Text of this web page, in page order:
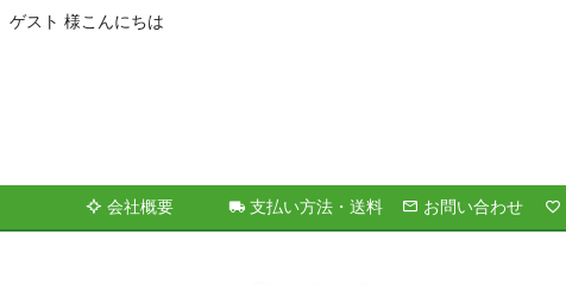
ゲスト 様こんにちは
会社概要 支払い方法・送料 お問い合わせ